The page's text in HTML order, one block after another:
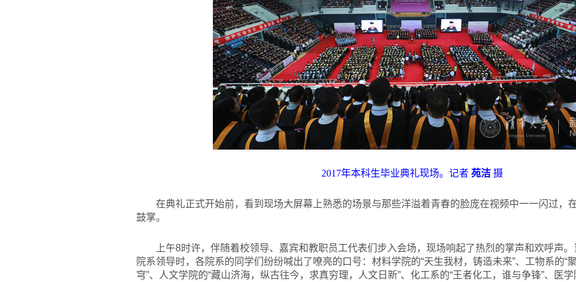
2017年本科生毕业典礼现场。记者 苑洁 摄
在典礼正式开始前，看到现场大屏幕上熟悉的场景与那些洋溢着青春的脸庞在视频中一一闪过，
鼓掌。
上午8时许，伴随着校领导、嘉宾和教职员工代表们步入会场，现场响起了热烈的掌声和欢呼声
院系领导时，各院系的同学们纷纷喊出了嘹亮的口号：材料学院的“天生我材，铸造未来”、工物系的“
穹”、人文学院的“藏山济海，纵古往今，求真穷理，人文日新”、化工系的“王者化工，谁与争锋”、医